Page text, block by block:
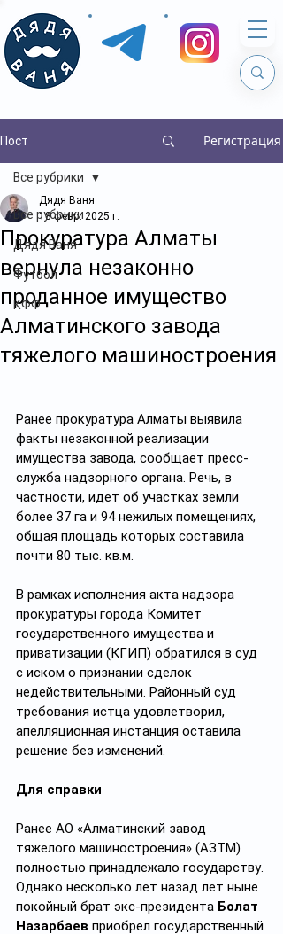
Пост Регистрация
Все рубрики
Дядя Ваня
Футбол
КФФ
Все рубрики
Прокуратура Алматы
вернула незаконно
проданное имущество
Алматинского завода
тяжелого машиностроения
Дядя Ваня
18 февр. 2025 г.
Ранее прокуратура Алматы выявила
факты незаконной реализации
имущества завода, сообщает пресс-
служба надзорного органа. Речь, в
частности, идет об участках земли
более 37 га и 94 нежилых помещениях,
общая площадь которых составила
почти 80 тыс. кв.м.
В рамках исполнения акта надзора
прокуратуры города Комитет
государственного имущества и
приватизации (КГИП) обратился в суд
с иском о признании сделок
недействительными. Районный суд
требования истца удовлетворил,
апелляционная инстанция оставила
решение без изменений.
Для справки
Ранее АО «Алматинский завод
тяжелого машиностроения» (АЗТМ)
полностью принадлежало государству.
Однако несколько лет назад лет ныне
покойный брат экс-президента Болат
Назарбаев приобрел государственный